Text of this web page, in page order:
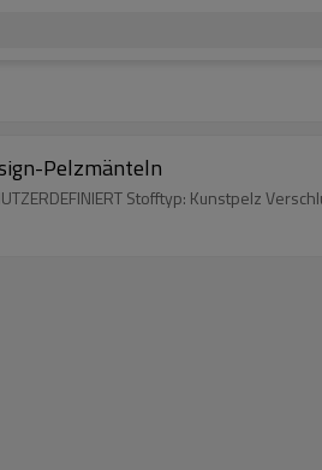
Pelzmänteln
Stofftyp: Kunstpelz